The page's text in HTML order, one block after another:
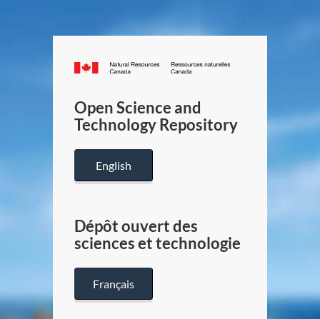
Canada.ca
/
Canada
Open Science and
Technology Repository
English
Dépôt ouvert des
sciences et technologie
Français